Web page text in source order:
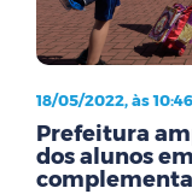
18/05/2022, às 10:46
Prefeitura
dos alunos